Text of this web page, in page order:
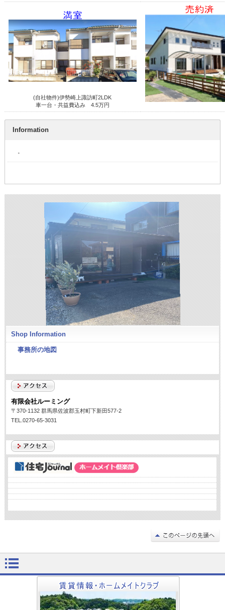
(自社物件)伊勢崎上諏訪町2LDK
車一台・共益費込み 4.5万円
Information
Shop Information
事務所の地図
有限会社ルーミング
〒370-1132 群馬県佐波郡玉村町下新田577-2
TEL.0270-65-3031